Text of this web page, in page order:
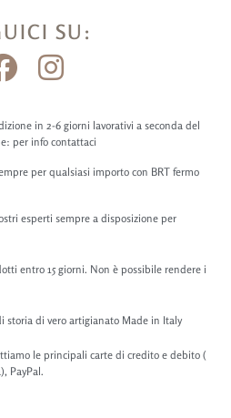
SU:
in 2-6 giorni lavorativi a seconda del
per info contattaci
per qualsiasi importo con BRT fermo
esperti sempre a disposizione per
entro 15 giorni. Non è possibile rendere i
storia di vero artigianato Made in Italy
le principali carte di credito e debito (
PayPal.